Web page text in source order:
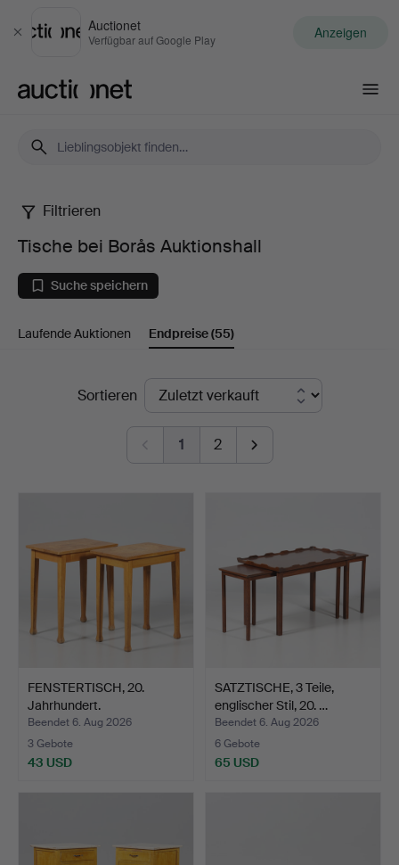
Schließen
Auctionet
Verfügbar auf Google Play Anzeigen
Tische
bei
Borås
Auktionshall
Filtrieren
Tische bei Borås Auktionshall
Suche speichern
Laufende Auktionen Endpreise(55)
EndpreiseSortieren
1 2
FENSTERTISCH, 20.
Jahrhundert.
Beendet 6. Aug 2026
3 Gebote
43 USD
SATZTISCHE, 3 Teile,
englischer Stil, 20. …
Beendet 6. Aug 2026
6 Gebote
65 USD